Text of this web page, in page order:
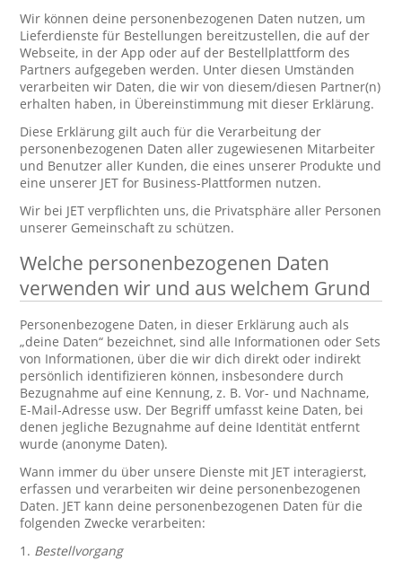
Wir können deine personenbezogenen Daten nutzen, um
Lieferdienste für Bestellungen bereitzustellen, die auf der
Webseite, in der App oder auf der Bestellplattform des
Partners aufgegeben werden. Unter diesen Umständen
verarbeiten wir Daten, die wir von diesem/diesen Partner(n)
erhalten haben, in Übereinstimmung mit dieser Erklärung.
Diese Erklärung gilt auch für die Verarbeitung der
personenbezogenen Daten aller zugewiesenen Mitarbeiter
und Benutzer aller Kunden, die eines unserer Produkte und
eine unserer JET for Business-Plattformen nutzen.
Wir bei JET verpflichten uns, die Privatsphäre aller Personen
unserer Gemeinschaft zu schützen.
Welche personenbezogenen Daten
verwenden wir und aus welchem Grund
Personenbezogene Daten, in dieser Erklärung auch als
„deine Daten“ bezeichnet, sind alle Informationen oder Sets
von Informationen, über die wir dich direkt oder indirekt
persönlich identifizieren können, insbesondere durch
Bezugnahme auf eine Kennung, z. B. Vor- und Nachname,
E-Mail-Adresse usw. Der Begriff umfasst keine Daten, bei
denen jegliche Bezugnahme auf deine Identität entfernt
wurde (anonyme Daten).
Wann immer du über unsere Dienste mit JET interagierst,
erfassen und verarbeiten wir deine personenbezogenen
Daten. JET kann deine personenbezogenen Daten für die
folgenden Zwecke verarbeiten:
1. Bestellvorgang